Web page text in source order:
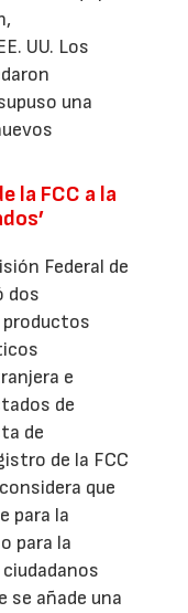
UU. Los
una
la FCC a la
Federal de
dos
productos
e
de
de
de la FCC
que
para la
para la
se añade una